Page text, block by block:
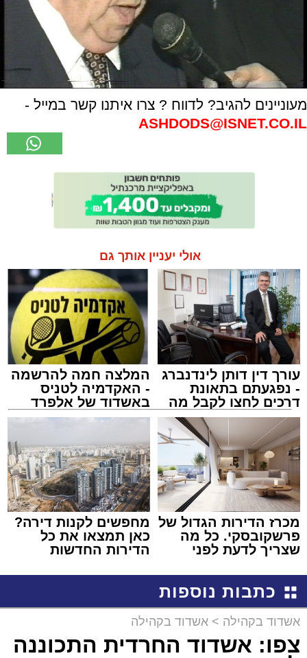
מעוניינים להגיב? לדווח ? צרו איתנו קשר במייל -
ASHDODS@ISNET.CO.IL
אולי יעניין אותך גם
עורך דין דותן לינדנברג
- נפגעתם בתאונת
דרכים לחצו לקבל מה
שמגיע לכם
המלצה חמה להרשמה
- האקדמיה לטניס
באשדוד של אלפרד
קריאולנסקי - לילדים
מכרז הדירות הגדול של
פרשקובסקי. כל מה
שצריך לדעת לפני
באשדוד
מחפשים לקנות דירה?
כאן תמצאו את כל
הדירות החדשות
כתבות נוספות
אשדוד בקהילה > אשדוד בקהילה
צפו: אשדוד החרדית התכוננה